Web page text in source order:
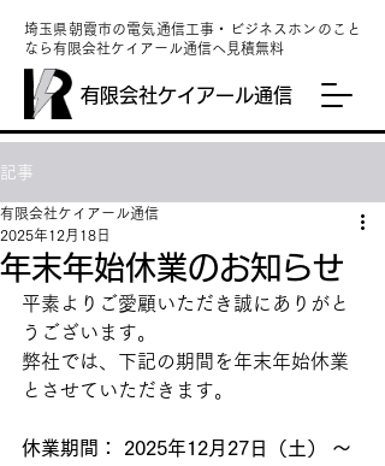
埼玉県朝霞市の電気通信工事・ビジネスホンのこと
なら有限会社ケイアール通信へ見積無料
有限会社ケイアール通信
記事
年末年始休業のお知らせ
有限会社ケイアール通信
2025年12月18日
平素よりご愛顧いただき誠にありがと
うございます。
弊社では、下記の期間を年末年始休業
とさせていただきます。
休業期間： 2025年12月27日（土） ～